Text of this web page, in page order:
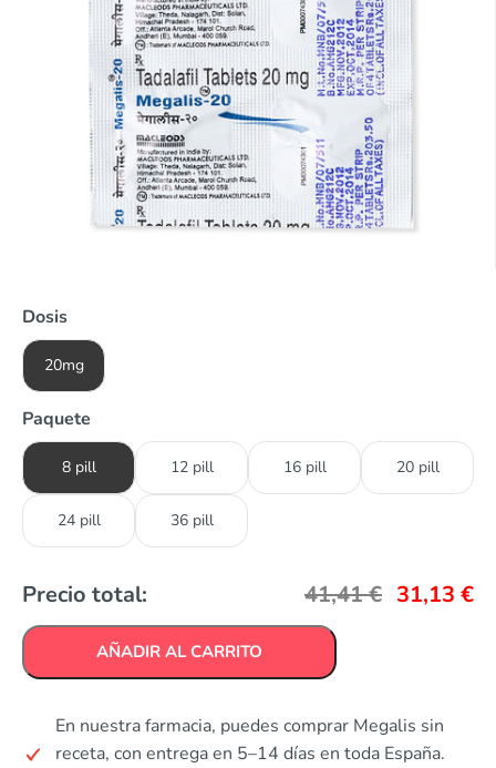
Dosis
20mg
Paquete
8 pill 12 pill 16 pill 20 pill
24 pill 36 pill
Precio total: 41,41€ 31,13 €
AÑADIR AL CARRITO
En nuestra farmacia, puedes comprar Megalis sin
receta, con entrega en 5–14 días en toda España.